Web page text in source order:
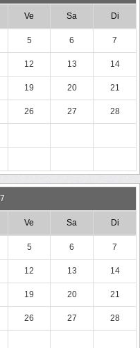
Ve Sa Di
5 6 7
12 13 14
19 20 21
26 27 28
Ve Sa Di
5 6 7
12 13 14
19 20 21
26 27 28